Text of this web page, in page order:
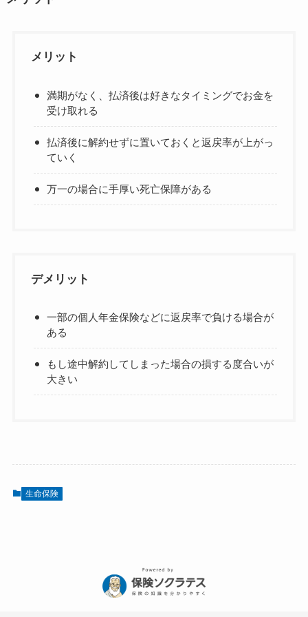
メリット
満期がなく、払済後は好きなタイミングでお金を
受け取れる
払済後に解約せずに置いておくと返戻率が上がっ
ていく
万一の場合に手厚い死亡保障がある
デメリット
一部の個人年金保険などに返戻率で負ける場合が
ある
もし途中解約してしまった場合の損する度合いが
大きい
生命保険